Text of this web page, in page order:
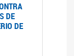
DE
DE